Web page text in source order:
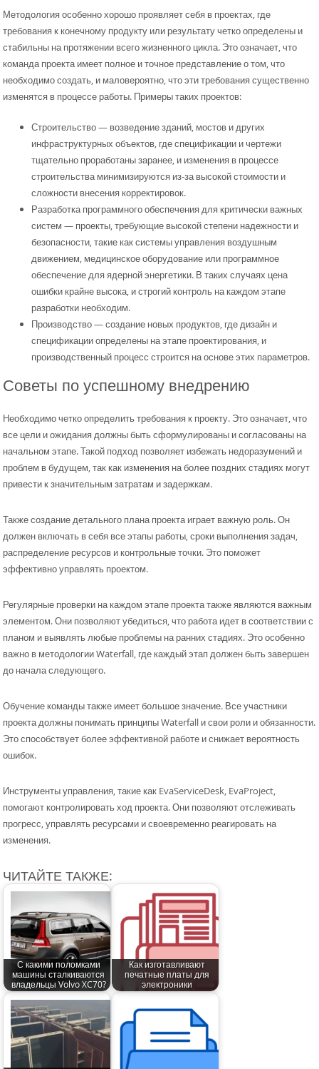
Методология особенно хорошо проявляет себя в проектах, где
требования к конечному продукту или результату четко определены и
стабильны на протяжении всего жизненного цикла. Это означает, что
команда проекта имеет полное и точное представление о том, что
необходимо создать, и маловероятно, что эти требования существенно
изменятся в процессе работы. Примеры таких проектов:
Строительство — возведение зданий, мостов и других
инфраструктурных объектов, где спецификации и чертежи
тщательно проработаны заранее, и изменения в процессе
строительства минимизируются из-за высокой стоимости и
сложности внесения корректировок.
Разработка программного обеспечения для критически важных
систем — проекты, требующие высокой степени надежности и
безопасности, такие как системы управления воздушным
движением, медицинское оборудование или программное
обеспечение для ядерной энергетики. В таких случаях цена
ошибки крайне высока, и строгий контроль на каждом этапе
разработки необходим.
Производство — создание новых продуктов, где дизайн и
спецификации определены на этапе проектирования, и
производственный процесс строится на основе этих параметров.
Советы по успешному внедрению
Необходимо четко определить требования к проекту. Это означает, что
все цели и ожидания должны быть сформулированы и согласованы на
начальном этапе. Такой подход позволяет избежать недоразумений и
проблем в будущем, так как изменения на более поздних стадиях могут
привести к значительным затратам и задержкам.
Также создание детального плана проекта играет важную роль. Он
должен включать в себя все этапы работы, сроки выполнения задач,
распределение ресурсов и контрольные точки. Это поможет
эффективно управлять проектом.
Регулярные проверки на каждом этапе проекта также являются важным
элементом. Они позволяют убедиться, что работа идет в соответствии с
планом и выявлять любые проблемы на ранних стадиях. Это особенно
важно в методологии Waterfall, где каждый этап должен быть завершен
до начала следующего.
Обучение команды также имеет большое значение. Все участники
проекта должны понимать принципы Waterfall и свои роли и обязанности.
Это способствует более эффективной работе и снижает вероятность
ошибок.
Инструменты управления, такие как EvaServiceDesk, EvaProject,
помогают контролировать ход проекта. Они позволяют отслеживать
прогресс, управлять ресурсами и своевременно реагировать на
изменения.
ЧИТАЙТЕ ТАКЖЕ:
С какими поломками
машины сталкиваются
владельцы Volvo XC70?
Как изготавливают
печатные платы для
электроники